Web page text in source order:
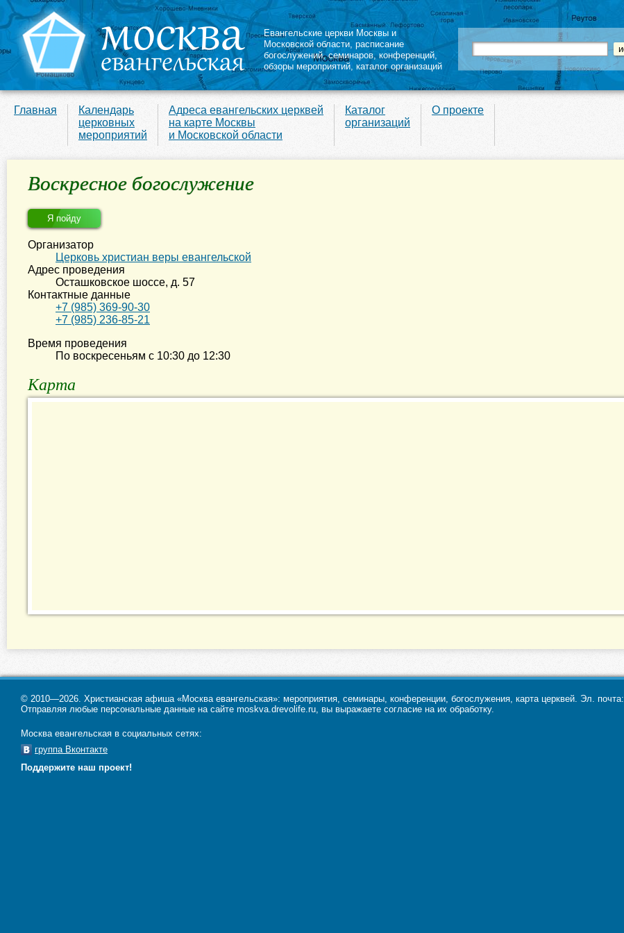
Евангельские церкви Москвы и
Московской области, расписание
богослужений,семинаров,конференций,
обзоры мероприятий, каталог организаций
Главная
Календарь
церковных
мероприятий
Адреса евангельских церквей
на карте Москвы
и Московской области
Каталог
организаций
О проекте
Воскресное богослужение
Я пойду
Организатор
Церковь христиан веры евангельской
Адрес проведения
Осташковское шоссе, д. 57
Контактные данные
+7 (985) 369-90-30
+7 (985) 236-85-21
Время проведения
По воскресеньям с 10:30 до 12:30
Карта
© 2010—2026. Христианская афиша «Москва евангельская»: мероприятия, семинары, конференции, богослужения, карта церквей. Эл. почта:
Отправляя любые персональные данные на сайте moskva.drevolife.ru, вы выражаете согласие на их обработку.
Москва евангельская в социальных сетях:
группа Вконтакте
Поддержите наш проект!